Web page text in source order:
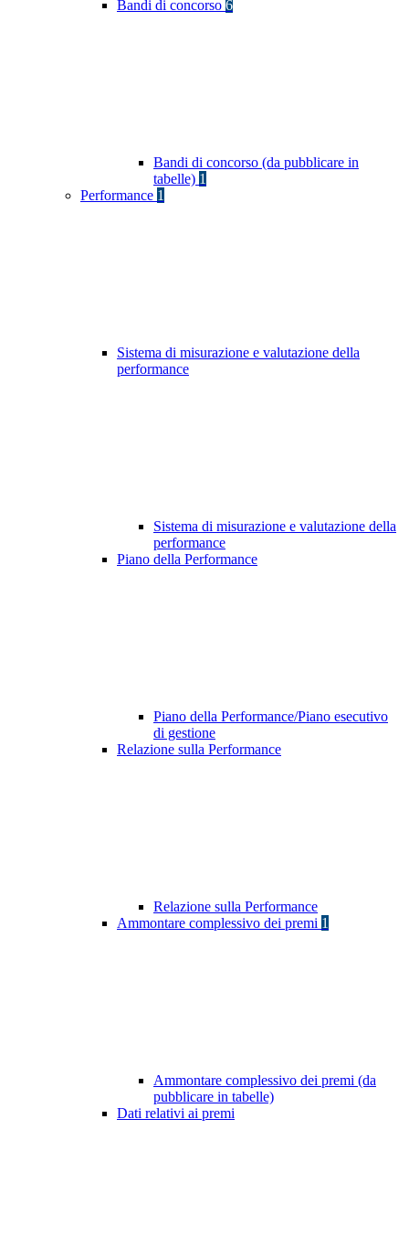
Bandi di concorso 6
Bandi di concorso (da pubblicare in
tabelle) 1
Performance 1
Sistema di misurazione e valutazione della
performance
Sistema di misurazione e valutazione della
performance
Piano della Performance
Piano della Performance/Piano esecutivo
di gestione
Relazione sulla Performance
Relazione sulla Performance
Ammontare complessivo dei premi 1
Ammontare complessivo dei premi (da
pubblicare in tabelle)
Dati relativi ai premi